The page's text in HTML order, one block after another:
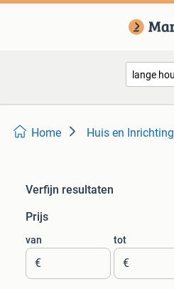
Home Huis en Inrichting
Verfijn resultaten
Prijs
van
€
tot
€